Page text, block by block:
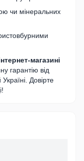
чи мінеральних
магазині
гарантію від
Довірте